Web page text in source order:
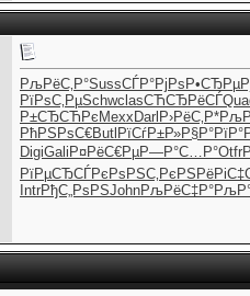
РљРёС‚Р°SussСЃР°РјРѕ
РїРѕС‚РµSchwclasСЋСЂРёСЃ
Р±СЂСЋРє Mexx Darl Р›РёС‚Р*
РћРЅРѕС€Butl РїСѓР±Р»Р§Р°РїР°
DigiGali Р¤РёС€РµР—Р°С…Р°Otfr
РїРµСЂСЃРєРѕРЅС‚ РєРЅРёРі
IntrРђС„РѕРЅJohnРљРёС‡Р°